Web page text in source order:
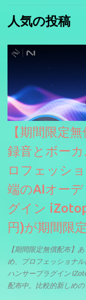
人気の投稿
【期間限定
録音とボー
ロフェッシ
端のAIオー
グイン
円)が期間限
【期間限定無償配布】
め、プロフェッショナ
ハンサープラグイン
配布中。比較的新しめ